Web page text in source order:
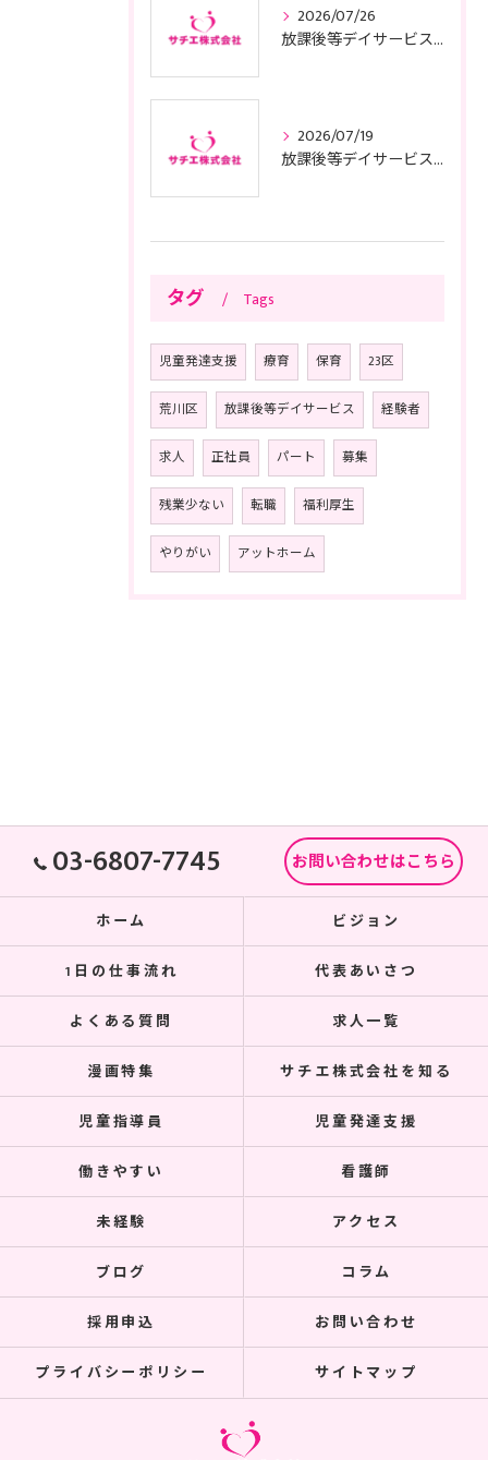
2026/07/26
放課後等デイサービスの子供サポートで安心と成長を叶える利用ガイド
2026/07/19
放課後等デイサービスの面接に臨む前に知っておきたい東京都の質問例や服装準備のコツ
タグ Tags
児童発達支援 療育 保育 23区
荒川区 放課後等デイサービス 経験者
求人 正社員 パート 募集
残業少ない 転職 福利厚生
やりがい アットホーム
03-6807-7745 お問い合わせはこちら
ホーム ビジョン
1日の仕事流れ 代表あいさつ
よくある質問 求人一覧
漫画特集 サチエ株式会社を知る
児童指導員 児童発達支援
働きやすい 看護師
未経験 アクセス
ブログ コラム
採用申込 お問い合わせ
プライバシーポリシー サイトマップ